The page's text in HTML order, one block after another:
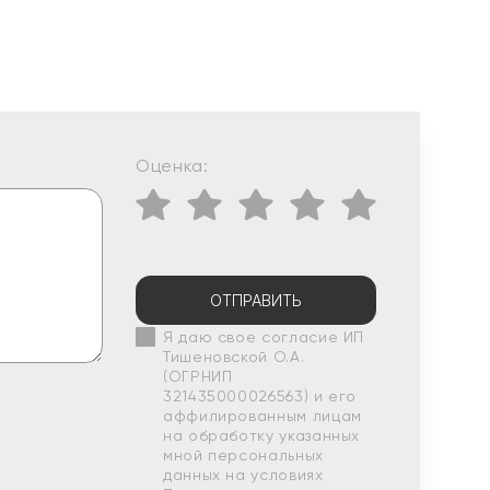
Оценка:
ОТПРАВИТЬ
Я даю свое согласие ИП
Тишеновской О.А.
(ОГРНИП
321435000026563) и его
аффилированным лицам
на обработку указанных
мной персональных
данных на условиях